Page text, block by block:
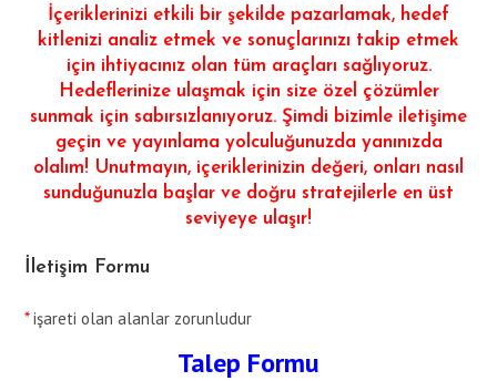
İçeriklerinizi etkili bir şekilde pazarlamak, hedef
kitlenizi analiz etmek ve sonuçlarınızı takip etmek
için ihtiyacınız olan tüm araçları sağlıyoruz.
Hedeflerinize ulaşmak için size özel çözümler
sunmak için sabırsızlanıyoruz. Şimdi bizimle iletişime
geçin ve yayınlama yolculuğunuzda yanınızda
olalım! Unutmayın, içeriklerinizin değeri, onları nasıl
sunduğunuzla başlar ve doğru stratejilerle en üst
seviyeye ulaşır!
İletişim Formu
*işareti olan alanlar zorunludur
Talep Formu